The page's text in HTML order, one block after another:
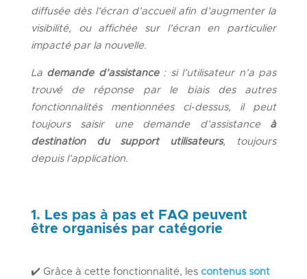
diffusée dès l’écran d’accueil afin d’augmenter la
visibilité, ou affichée sur l’écran en particulier
impacté par la nouvelle.
La demande d’assistance : si l’utilisateur n’a pas
trouvé de réponse par le biais des autres
fonctionnalités mentionnées ci-dessus, il peut
toujours saisir une demande d’assistance à
destination du support utilisateurs, toujours
depuis l’application.
1. Les pas à pas et FAQ peuvent
être organisés par catégorie
✔️ Grâce à cette fonctionnalité, les contenus sont